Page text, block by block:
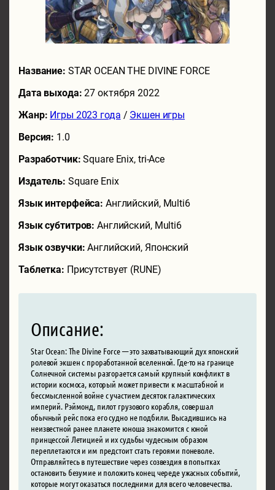
Название: STAR OCEAN THE DIVINE FORCE
Дата выхода:27 октября 2022
Жанр: Игры 2023 года / Экшен игры
Версия: 1.0
Разработчик:Square Enix, tri-Ace
Издатель: Square Enix
Язык интерфейса: Английский, Multi6
Язык субтитров:Английский, Multi6
Язык озвучки:Английский, Японский
Таблетка: Присутствует (RUNE)
Описание:
Star Ocean: The Divine Force — это захватывающий дух японский
ролевой экшен с проработанной вселенной. Где-то на границе
Солнечной системы разгорается самый крупный конфликт в
истории космоса, который может привести к масштабной и
бессмысленной войне с участием десяток галактических
империй. Рэймонд, пилот грузового корабля, совершал
обычный рейс пока его судно не подбили. Высадившись на
неизвестной ранее планете юноша знакомится с юной
принцессой Летицией и их судьбы чудесным образом
переплетаются и им предстоит стать героями поневоле.
Отправляйтесь в путешествие через созвездия в попытках
остановить безумие и положить конец череде ужасных событий,
которые могут оказаться последними для всего человечества.